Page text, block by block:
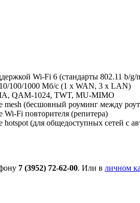
Wi-Fi 6 (стандарты 802.11 b/g/
100/1000 Мб/с (1 x WAN, 3 x LAN)
QAM-1024, TWT, MU-MIMO
mesh (бесшовный роуминг между
Fi повторителя (репитера)
(для общедоступных сетей с
7 (3952) 72-62-00. Или в личном